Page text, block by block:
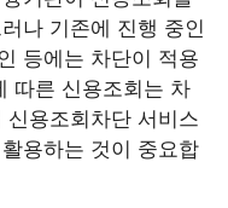
나 기존에 진행 중인
등에는 차단이 적용
따른 신용조회는 차
용조회차단 서비스
용하는 것이 중요합